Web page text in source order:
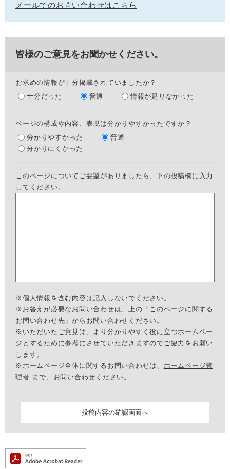
メールでのお問い合わせはこちら
皆様のご意見をお聞かせください。
お求めの情報が十分掲載されていましたか？
十分だった
普通 情報が足りなかった
ページの構成や内容、表現は分かりやすかったですか？
分かりやすかった
普通
分かりにくかった
このページについてご要望がありましたら、下の投稿欄に入力
してください。
※個人情報を含む内容は記入しないでください。
※お答えが必要なお問い合わせは、上の「このページに関する
お問い合わせ先」からお問い合わせください。
※いただいたご意見は、より分かりやすく役に立つホームペー
ジとするために参考にさせていただきますのでご協力をお願い
します。
※ホームページ全体に関するお問い合わせは、 ホームページ管
理者 まで、お問い合わせください。